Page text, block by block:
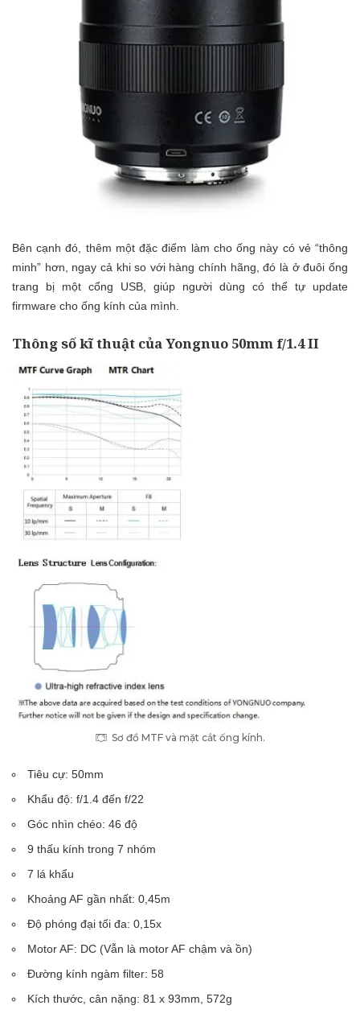
Bên cạnh đó, thêm một đặc điểm làm cho ống này có vẻ “thông
minh” hơn, ngay cả khi so với hàng chính hãng, đó là ở đuôi ống
trang bị một cổng USB, giúp người dùng có thể tự update
firmware cho ống kính của mình.
Thông số kĩ thuật của Yongnuo 50mm f/1.4 II
Sơ đồ MTF và mặt cắt ống kính.
Tiêu cự: 50mm
Khẩu độ: f/1.4 đến f/22
Góc nhìn chéo: 46 độ
9 thấu kính trong 7 nhóm
7 lá khẩu
Khoảng AF gần nhất: 0,45m
Độ phóng đại tối đa: 0,15x
Motor AF: DC (Vẫn là motor AF chậm và ồn)
Đường kính ngàm filter: 58
Kích thước, cân nặng: 81 x 93mm, 572g